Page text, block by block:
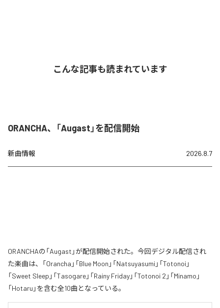
こんな記事も読まれています
ORANCHA、「Augast」を配信開始
新曲情報 2026.8.7
ORANCHAの「Augast」が配信開始された。今回デジタル配信され
た楽曲は、「Orancha」「Blue Moon」「Natsuyasumi」「Totonoi」
「Sweet Sleep」「Tasogare」「Rainy Friday」「Totonoi 2」「Minamo」
「Hotaru」を含む全10曲となっている。